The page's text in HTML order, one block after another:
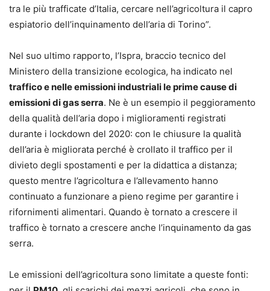
tra le più trafficate d’Italia, cercare nell’agricoltura il capro
espiatorio dell’inquinamento dell’aria di Torino”.
Nel suo ultimo rapporto, l’Ispra, braccio tecnico del
Ministero della transizione ecologica, ha indicato nel
traffico e nelle emissioni industriali le prime cause di
emissioni di gas serra. Ne è un esempio il peggioramento
della qualità dell’aria dopo i miglioramenti registrati
durante i lockdown del 2020: con le chiusure la qualità
dell’aria è migliorata perché è crollato il traffico per il
divieto degli spostamenti e per la didattica a distanza;
questo mentre l’agricoltura e l’allevamento hanno
continuato a funzionare a pieno regime per garantire i
rifornimenti alimentari. Quando è tornato a crescere il
traffico è tornato a crescere anche l’inquinamento da gas
serra.
Le emissioni dell’agricoltura sono limitate a queste fonti: